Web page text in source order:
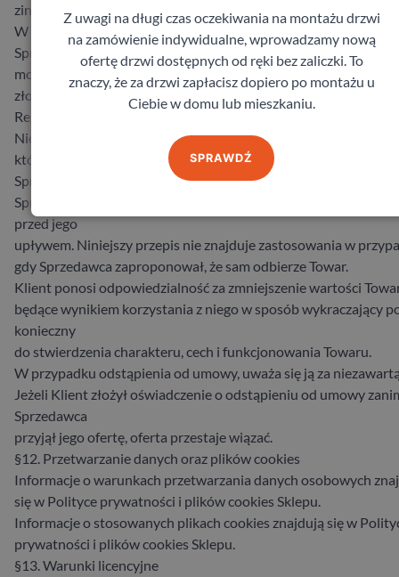
zindywidualizowanych potrzeb.
W pozostałych przypadkach można odstąpić od umowy,
Sprzedawcy oświadczenie o odstąpieniu od umowy.
można
złożyć na formularzu, którego wzór stanowi załącznik do
Regulaminu.
Niezwłocznie, jednak nie później niż w terminie 14 dni od dnia,
którym Klient odstąpił od umowy, ma on obowiązek zwrócić
Sprzedawcy lub przekazać go osobie upoważnionej przez
Sprzedawcę. Do zachowania terminu wystarczy odesłanie
przed jego
upływem. Niniejszy przepis nie znajduje zastosowania w
gdy Sprzedawca zaproponował, że sam odbierze Towar.
Klient ponosi odpowiedzialność za zmniejszenie wartości
będące wynikiem korzystania z niego w sposób wykraczający
konieczny
do stwierdzenia charakteru, cech i funkcjonowania Towaru.
W przypadku odstąpienia od umowy, uważa się ją za
Jeżeli Klient złożył oświadczenie o odstąpieniu od umowy
Sprzedawca
przyjął jego ofertę, oferta przestaje wiązać.
§12. Przetwarzanie danych oraz plików cookies
Informacje o warunkach przetwarzania danych osobowych
się w Polityce prywatności i plików cookies Sklepu.
Informacje o stosowanych plikach cookies znajdują się w
prywatności i plików cookies Sklepu.
§13. Warunki licencyjne
Z uwagi na długi czas oczekiwania na montażu drzwi
na zamówienie indywidualne, wprowadzamy nową
ofertę drzwi dostępnych od ręki bez zaliczki. To
znaczy, że za drzwi zapłacisz dopiero po montażu u
Ciebie w domu lub mieszkaniu.
SPRAWDŹ